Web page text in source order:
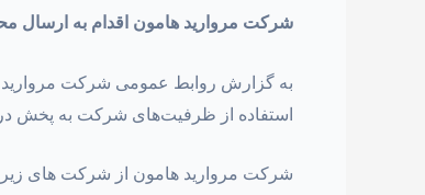
شرکت مروارید هامون اقدام به ارسال
به گزارش روابط عمومی شرکت مروارید
استفاده از ظرفیت‌‌های شرکت به‌ پخش
شرکت مروارید هامون از شرکت های زیر